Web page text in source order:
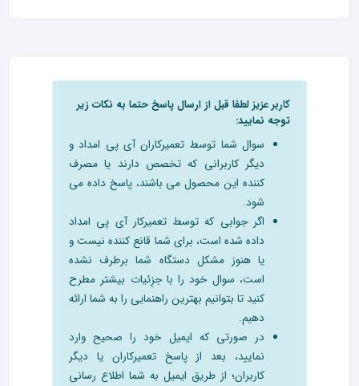
کاربر عزیز لطفا قبل از ارسال پاسخ حتما به نکات زیر
توجه نمایید:
سوال شما توسط تعمیرکاران آی پی امداد و
دیگر کاربرانی که تخصص دارند یا مصرف
کننده این محصول می باشند، پاسخ داده می
شود.
اگر جوابی که توسط تعمیرکار آی پی امداد
داده شده است، برای شما قانع کننده نیست و
یا هنوز مشکل دستگاه شما برطرف نشده
است، سوال خود را با جزِئیات بیشتر مطرح
کنید تا بتوانیم بهترین راهنمایی را به شما ارائه
دهیم.
در صورتی که ایمیل خود را صحیح وارد
نمایید، بعد از پاسخ تعمیرکاران یا دیگر
کاربران؛ از طریق ایمیل به شما اطلاع رسانی